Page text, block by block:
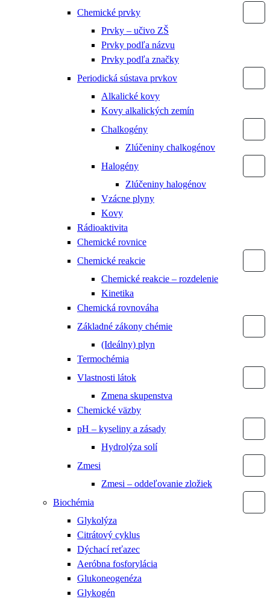
Chemické prvky
Prvky – učivo ZŠ
Prvky podľa názvu
Prvky podľa značky
Periodická sústava prvkov
Alkalické kovy
Kovy alkalických zemín
Chalkogény
Zlúčeniny chalkogénov
Halogény
Zlúčeniny halogénov
Vzácne plyny
Kovy
Rádioaktivita
Chemické rovnice
Chemické reakcie
Chemické reakcie – rozdelenie
Kinetika
Chemická rovnováha
Základné zákony chémie
(Ideálny) plyn
Termochémia
Vlastnosti látok
Zmena skupenstva
Chemické väzby
pH – kyseliny a zásady
Hydrolýza solí
Zmesi
Zmesi – oddeľovanie zložiek
Biochémia
Glykolýza
Citrátový cyklus
Dýchací reťazec
Aeróbna fosforylácia
Glukoneogenéza
Glykogén